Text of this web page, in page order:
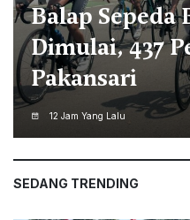
Disnaker
Dorong SMK
Kerja dan
12 Jam Yang Lalu
SEDANG TRENDING